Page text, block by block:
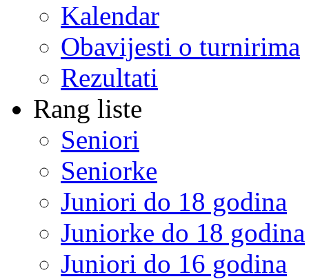
Kalendar
Obavijesti o turnirima
Rezultati
Rang liste
Seniori
Seniorke
Juniori do 18 godina
Juniorke do 18 godina
Juniori do 16 godina